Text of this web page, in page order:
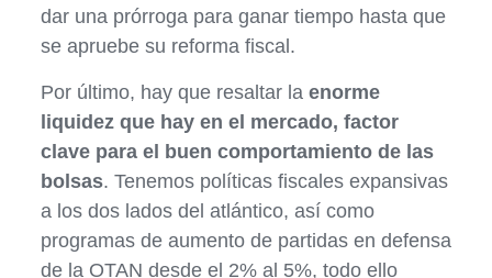
dar una prórroga para ganar tiempo hasta que
se apruebe su reforma fiscal.
Por último, hay que resaltar la enorme
liquidez que hay en el mercado, factor
clave para el buen comportamiento de las
bolsas. Tenemos políticas fiscales expansivas
a los dos lados del atlántico, así como
programas de aumento de partidas en defensa
de la OTAN desde el 2% al 5%, todo ello